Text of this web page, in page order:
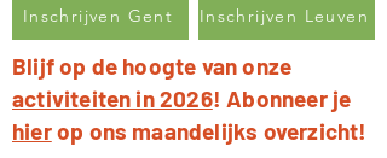
Inschrijven Gent Inschrijven Leuven
Blijf op de hoogte van onze
activiteiten in 2026! Abonneer je
hierop ons maandelijks overzicht!